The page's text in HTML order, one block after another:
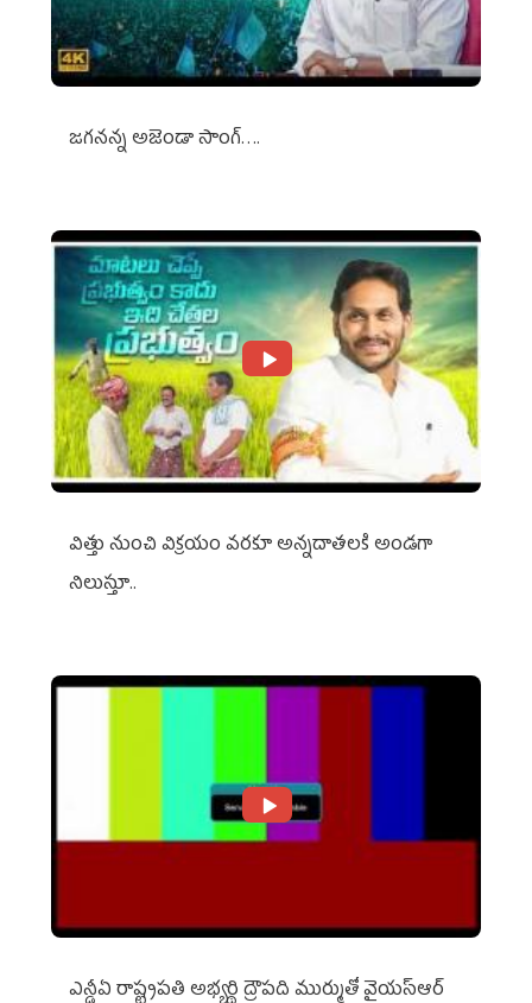
జగనన్న అజెండా సాంగ్….
విత్తు నుంచి విక్రయం వరకూ అన్నదాతలకి అండగా
నిలుస్తూ..
ఎన్డీఏ రాష్ట్ర‌ప‌తి అభ్య‌ర్థి ద్రౌప‌ది ముర్ముతో వైయ‌స్ఆర్